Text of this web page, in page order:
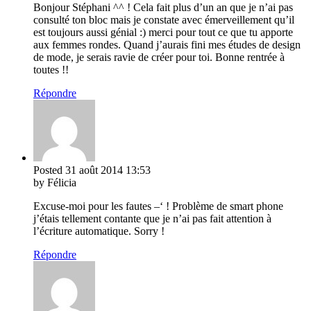
Bonjour Stéphani ^^ ! Cela fait plus d’un an que je n’ai pas
consulté ton bloc mais je constate avec émerveillement qu’il
est toujours aussi génial :) merci pour tout ce que tu apporte
aux femmes rondes. Quand j’aurais fini mes études de design
de mode, je serais ravie de créer pour toi. Bonne rentrée à
toutes !!
Répondre
Posted 31 août 2014 13:53
by Félicia
Excuse-moi pour les fautes –‘ ! Problème de smart phone
j’étais tellement contante que je n’ai pas fait attention à
l’écriture automatique. Sorry !
Répondre